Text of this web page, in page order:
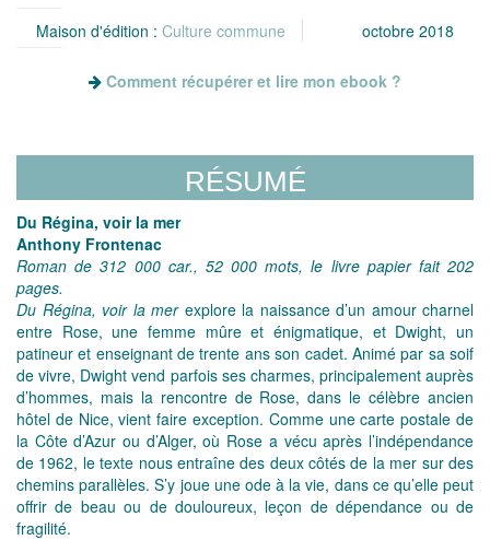
Maison d'édition : Culture commune octobre 2018
Comment récupérer et lire mon ebook ?
RÉSUMÉ
Du Régina, voir la mer
Anthony Frontenac
Roman de 312 000 car., 52 000 mots, le livre papier fait 202
pages.
Du Régina, voir la merexplore la naissance d’un amour charnel
entre Rose, une femme mûre et énigmatique, et Dwight, un
patineur et enseignant de trente ans son cadet. Animé par sa soif
de vivre, Dwight vend parfois ses charmes, principalement auprès
d’hommes, mais la rencontre de Rose, dans le célèbre ancien
hôtel de Nice, vient faire exception. Comme une carte postale de
la Côte d’Azur ou d’Alger, où Rose a vécu après l’indépendance
de 1962, le texte nous entraîne des deux côtés de la mer sur des
chemins parallèles. S’y joue une ode à la vie, dans ce qu’elle peut
offrir de beau ou de douloureux, leçon de dépendance ou de
fragilité.